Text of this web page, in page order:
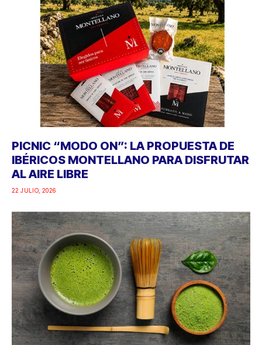
PICNIC “MODO ON”: LA PROPUESTA DE
IBÉRICOS MONTELLANO PARA DISFRUTAR
AL AIRE LIBRE
22 JULIO, 2026